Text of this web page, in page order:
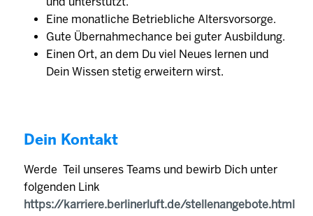
Eine monatliche Betriebliche Altersvorsorge.
Gute Übernahmechance bei guter Ausbildung.
Einen Ort, an dem Du viel Neues lernen und
Dein Wissen stetig erweitern wirst.
Dein Kontakt
Werde Teil unseres Teams und bewirb Dich unter
folgenden Link
https://karriere.berlinerluft.de/stellenangebote.html